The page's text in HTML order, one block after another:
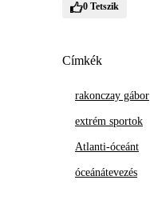
0 Tetszik
Címkék
rakonczay gábor
extrém sportok
Atlanti-óceánt
óceánátevezés